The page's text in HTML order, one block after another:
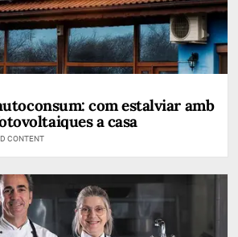
com estalviar amb
a casa
CONTENT